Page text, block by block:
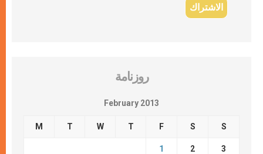
روزنامة
February 2013
M T W T F S S
1 2 3